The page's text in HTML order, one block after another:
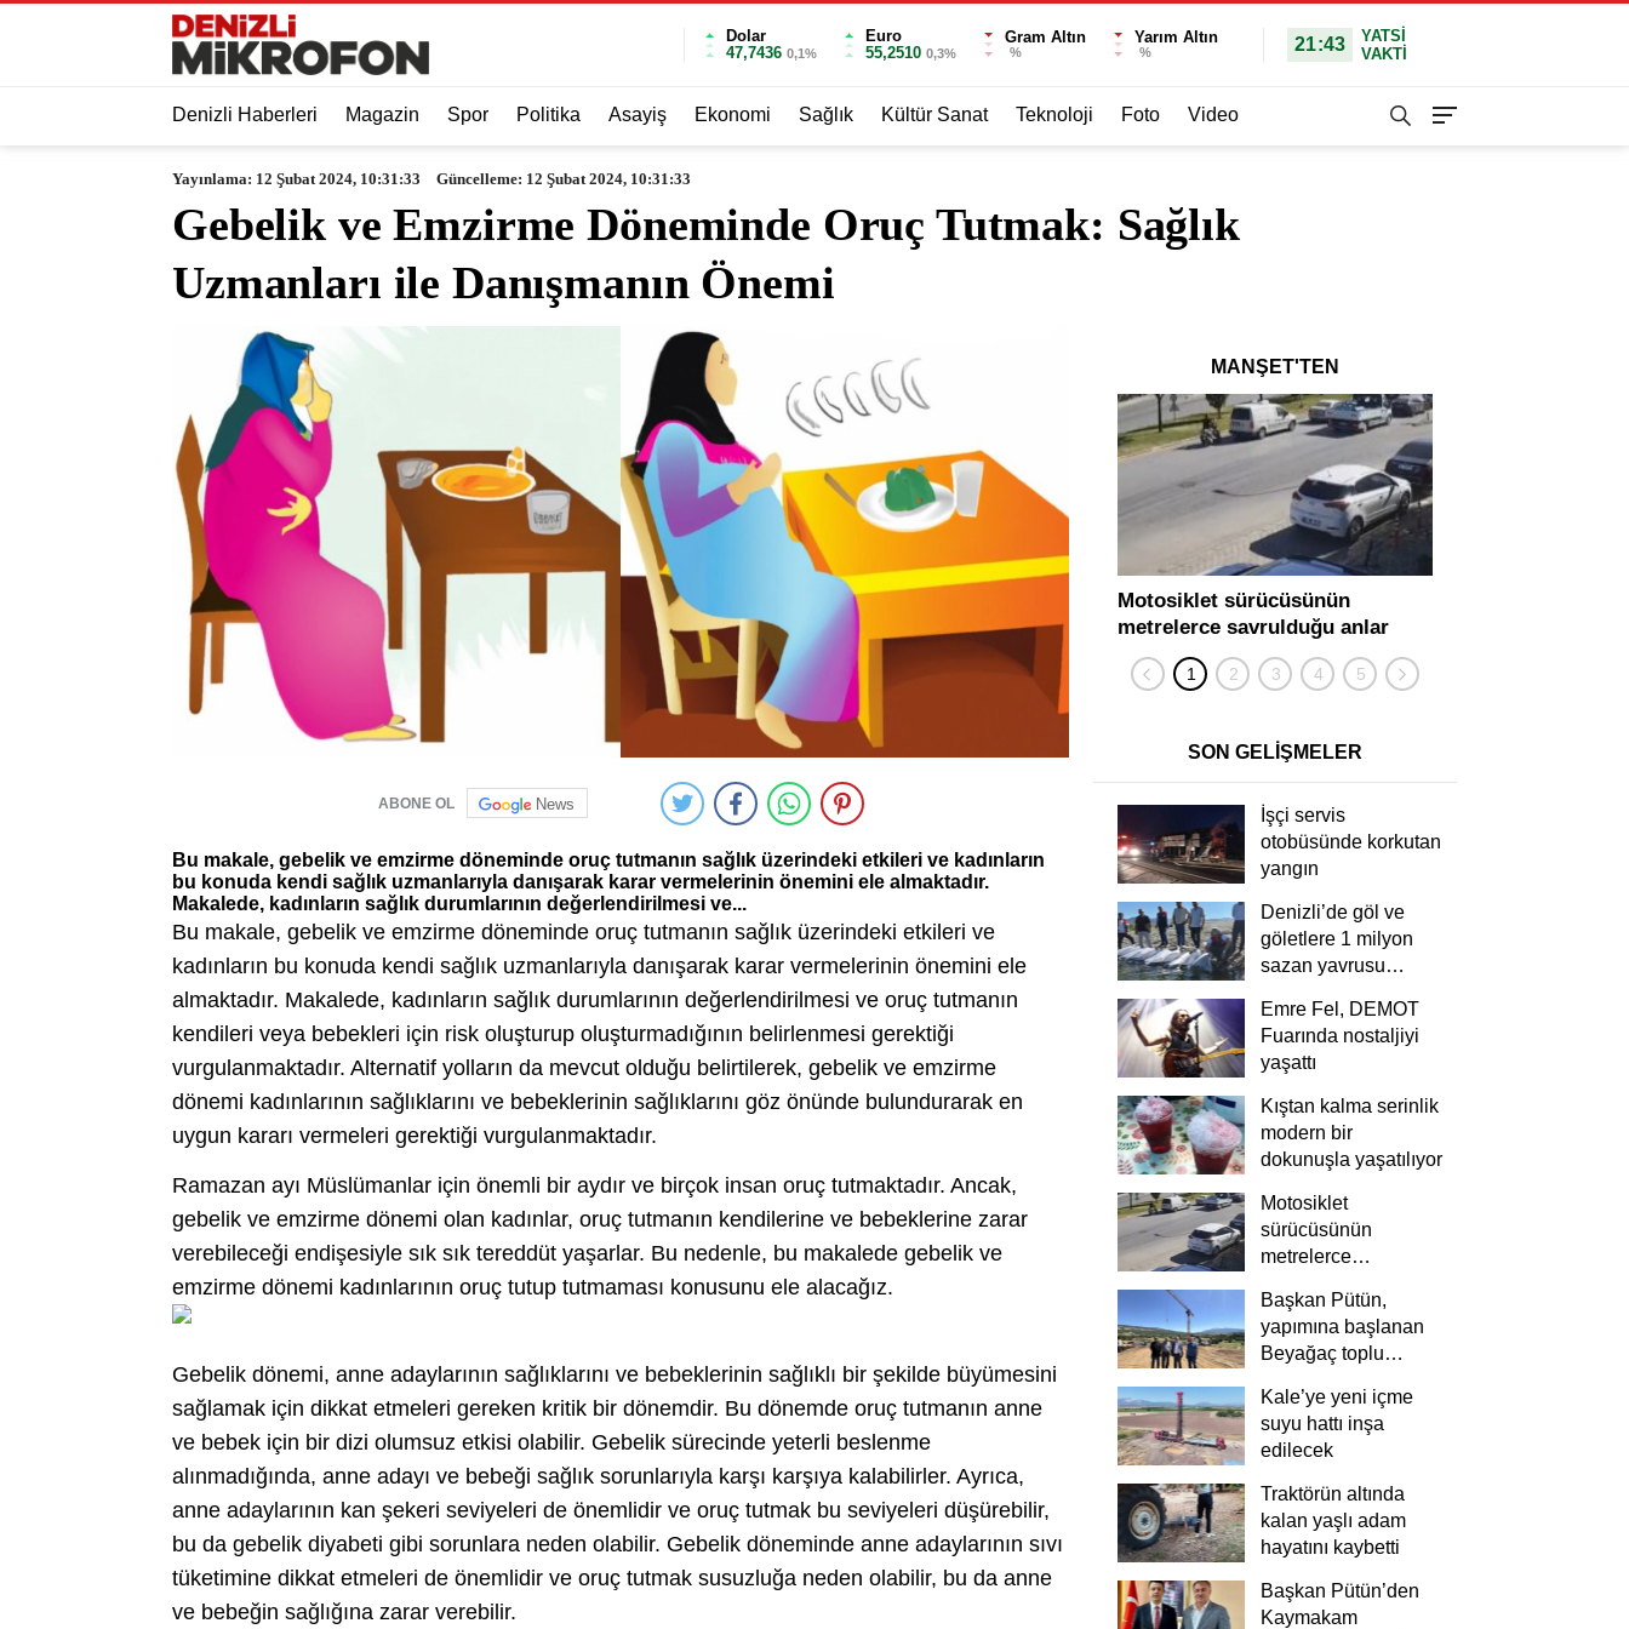
Dolar
47,7436 0,1%
Euro
55,2510 0,3%
Gram Altın
%
Yarım Altın
% 21:43
YATSI
VAKTİ
Denizli Haberleri Magazin Spor Politika Asayiş Ekonomi Sağlık Kültür Sanat Teknoloji Foto Video
Yayınlama: 12 Şubat 2024, 10:31:33 Güncelleme: 12 Şubat 2024, 10:31:33
Gebelik ve Emzirme Döneminde Oruç Tutmak: Sağlık
Uzmanları ile Danışmanın Önemi
ABONE OL News
Bu makale, gebelik ve emzirme döneminde oruç tutmanın sağlık üzerindeki etkileri ve kadınların
bu konuda kendi sağlık uzmanlarıyla danışarak karar vermelerinin önemini ele almaktadır.
Makalede, kadınların sağlık durumlarının değerlendirilmesi ve...
Bu makale, gebelik ve emzirme döneminde oruç tutmanın sağlık üzerindeki etkileri ve
kadınların bu konuda kendi sağlık uzmanlarıyla danışarak karar vermelerinin önemini ele
almaktadır. Makalede, kadınların sağlık durumlarının değerlendirilmesi ve oruç tutmanın
kendileri veya bebekleri için risk oluşturup oluşturmadığının belirlenmesi gerektiği
vurgulanmaktadır. Alternatif yolların da mevcut olduğu belirtilerek, gebelik ve emzirme
dönemi kadınlarının sağlıklarını ve bebeklerinin sağlıklarını göz önünde bulundurarak en
uygun kararı vermeleri gerektiği vurgulanmaktadır.
Ramazan ayı Müslümanlar için önemli bir aydır ve birçok insan oruç tutmaktadır. Ancak,
gebelik ve emzirme dönemi olan kadınlar, oruç tutmanın kendilerine ve bebeklerine zarar
verebileceği endişesiyle sık sık tereddüt yaşarlar. Bu nedenle, bu makalede gebelik ve
emzirme dönemi kadınlarının oruç tutup tutmaması konusunu ele alacağız.
Gebelik dönemi, anne adaylarının sağlıklarını ve bebeklerinin sağlıklı bir şekilde büyümesini
sağlamak için dikkat etmeleri gereken kritik bir dönemdir. Bu dönemde oruç tutmanın anne
ve bebek için bir dizi olumsuz etkisi olabilir. Gebelik sürecinde yeterli beslenme
alınmadığında, anne adayı ve bebeği sağlık sorunlarıyla karşı karşıya kalabilirler. Ayrıca,
anne adaylarının kan şekeri seviyeleri de önemlidir ve oruç tutmak bu seviyeleri düşürebilir,
bu da gebelik diyabeti gibi sorunlara neden olabilir. Gebelik döneminde anne adaylarının sıvı
tüketimine dikkat etmeleri de önemlidir ve oruç tutmak susuzluğa neden olabilir, bu da anne
ve bebeğin sağlığına zarar verebilir.
MANŞET'TEN
Motosiklet sürücüsünün
metrelerce savrulduğu anlar
güvenlik kamerasında
SON GELİŞMELER
İşçi servis
otobüsünde korkutan
yangın
Denizli’de göl ve
göletlere 1 milyon
sazan yavrusu
Emre Fel, DEMOT
Fuarında nostaljiyi
yaşattı
Kıştan kalma serinlik
modern bir
dokunuşla yaşatılıyor
Motosiklet
sürücüsünün
metrelerce
güvenlik
kamerasında
Başkan Pütün,
yapımına başlanan
Beyağaç toplu
Kale’ye yeni içme
suyu hattı inşa
edilecek
Traktörün altında
kalan yaşlı adam
hayatını kaybetti
Başkan Pütün’den
Kaymakam